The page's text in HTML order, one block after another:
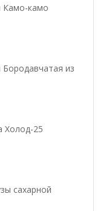
Камо-камо
из
Холод-25
сахарной